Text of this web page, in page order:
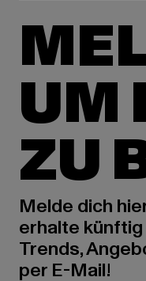
UM
ZU
Melde dich
erhalte
Trends,
per E-Mail!